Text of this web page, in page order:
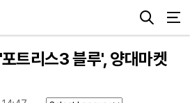
트리스3 블루', 양대마켓